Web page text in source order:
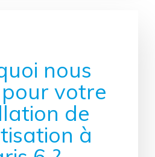
nous
votre
de
à